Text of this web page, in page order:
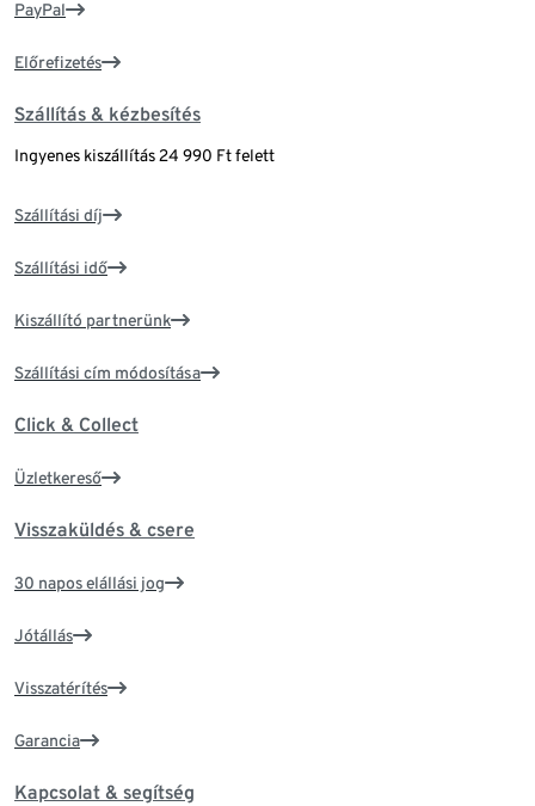
PayPal
Előrefizetés
Szállítás & kézbesítés
Ingyenes kiszállítás 24 990 Ft felett
Szállítási díj
Szállítási idő
Kiszállító partnerünk
Szállítási cím módosítása
Click & Collect
Üzletkereső
Visszaküldés & csere
30 napos elállási jog
Jótállás
Visszatérítés
Garancia
Kapcsolat & segítség